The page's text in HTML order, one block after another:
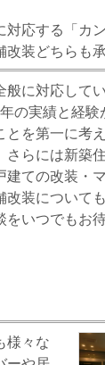
応する「カ
改装どちらも
般に対応して
の実績と経験
とを第一に考
さらには新築
建ての改装・
改装について
いつでもお
様々な